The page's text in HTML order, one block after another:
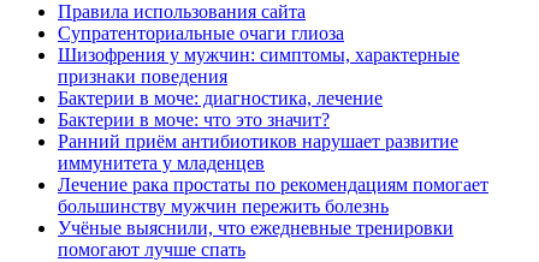
Правила использования сайта
Супратенториальные очаги глиоза
Шизофрения у мужчин: симптомы, характерные
признаки поведения
Бактерии в моче: диагностика, лечение
Бактерии в моче: что это значит?
Ранний приём антибиотиков нарушает развитие
иммунитета у младенцев
Лечение рака простаты по рекомендациям помогает
большинству мужчин пережить болезнь
Учёные выяснили, что ежедневные тренировки
помогают лучше спать